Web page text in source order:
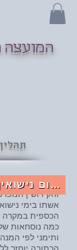
המועצה
מסמך הלכתי
והקידושין
אשתו בימי
הכספית במקרה
כמה נוסחאות
ותימני לפי
לרישום נישואין אינטרנטי לחצו כאן